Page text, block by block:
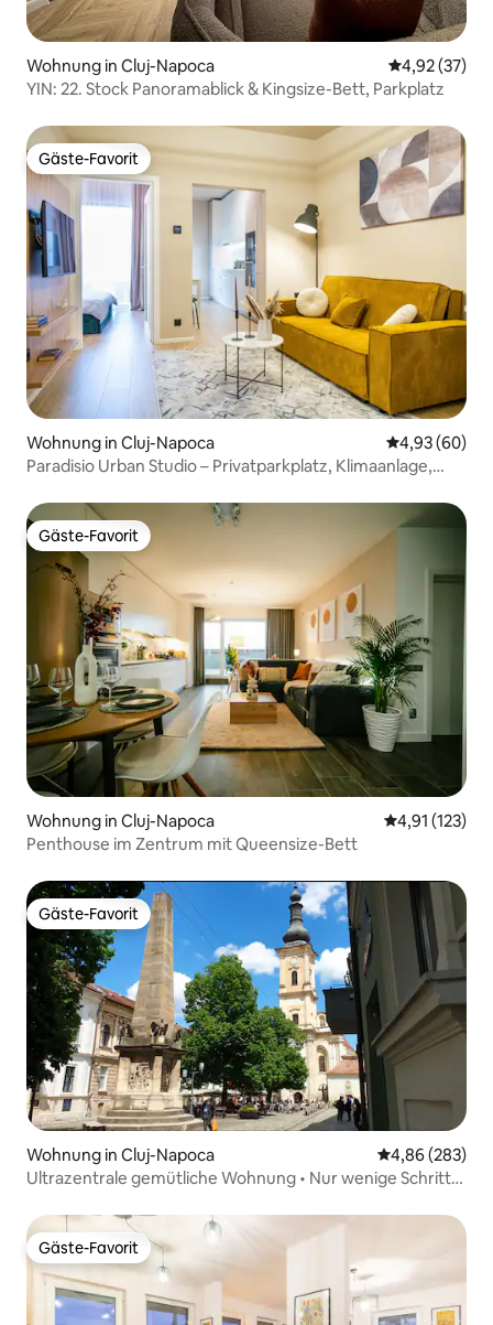
Wohnung in Cluj-Napoca
4,92 (37)
YIN: 22. Stock Panoramablick & Kingsize-Bett, Parkplatz
Gäste-Favorit
Gäste-Favorit
Wohnung in Cluj-Napoca
4,93 (60)
Paradisio Urban Studio – Privatparkplatz, Klimaanlage,
Gäste-Favorit
Gäste-Favorit
Wohnung in Cluj-Napoca
4,91 (123)
Penthouse im Zentrum mit Queensize-Bett
Gäste-Favorit
Gäste-Favorit
Wohnung in Cluj-Napoca
4,86 (283)
Ultrazentrale gemütliche Wohnung • Nur wenige Schritte
Gäste-Favorit
Gäste-Favorit